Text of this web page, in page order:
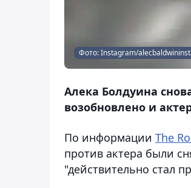
Фото: Instagram/
Алека Болдуина
возобновлено и
По информации The
против актера были
"действительно стал